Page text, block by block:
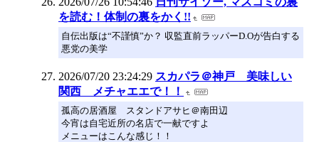
を読む！体制の裏をかく!!
自伝出版は“不謹慎”か？ 収監直前ラッパーD.Oが告白する
悪党の美学
2026/07/20 23:24:29 スカパラ＠神戸 美味しい
関西 メチャエエで！！
孤高の居酒屋 スタンドアサヒ＠南田辺
今宵は自宅近所の名店で一献ですよ
メニューはこんな感じ！！